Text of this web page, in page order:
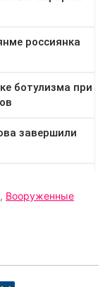
, Вооруженные